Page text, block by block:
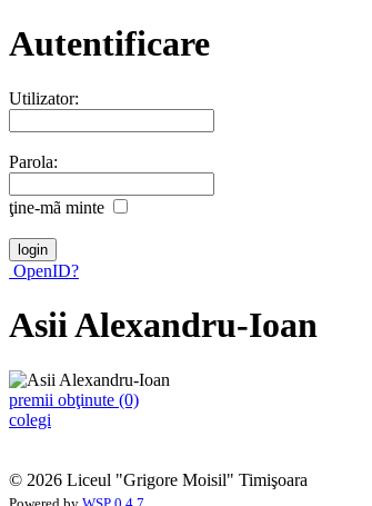
Autentificare
Utilizator:
Parola:
ţine-mã minte
OpenID?
Asii Alexandru-Ioan
premii obţinute (0)
colegi
© 2026 Liceul "Grigore Moisil" Timişoara